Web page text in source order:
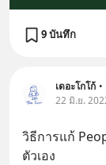
9 บันทึก
เดอะโกโก้ •
22 มิ.ย.
วิธีการแก้
ตัวเอง